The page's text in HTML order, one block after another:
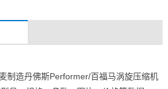
制造丹佛斯Performer/百福马涡旋压缩机